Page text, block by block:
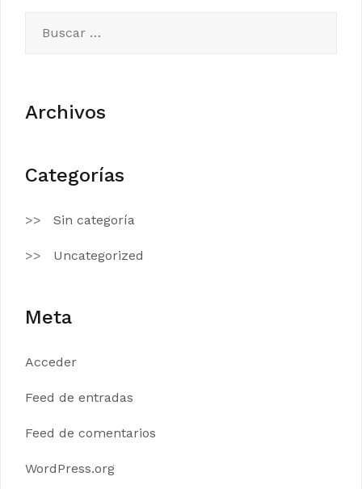
entradas
Archivos
Categorías
Sin categoría
Uncategorized
Meta
Acceder
Feed de entradas
Feed de comentarios
WordPress.org